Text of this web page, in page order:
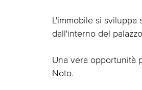
L'immobile si
dall'interno del
Una vera opportunità
Noto.